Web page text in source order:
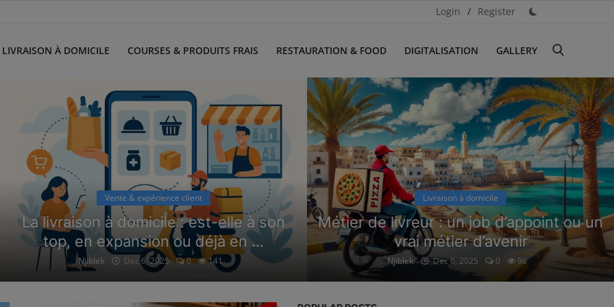
Login / Register
LIVRAISON À DOMICILE COURSES & PRODUITS FRAIS RESTAURATION & FOOD DIGITALISATION GALLERY
Vente & expérience client
La livraison à domicile : est-elle à son
top, en expansion ou déjà en ...
Njiblek Dec 6, 2025 0 141
Livraison à domicile
Métier de livreur : un job d’appoint ou un
vrai métier d’avenir
Njiblek Dec 6, 2025 0 96